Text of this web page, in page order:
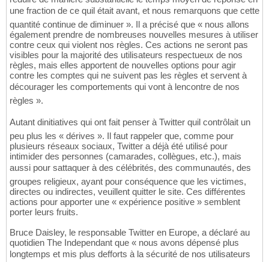
une fraction de ce quil était avant, et nous remarquons que cette
quantité continue de diminuer ». Il a précisé que « nous allons
également prendre de nombreuses nouvelles mesures à utiliser
contre ceux qui violent nos règles. Ces actions ne seront pas
visibles pour la majorité des utilisateurs respectueux de nos
règles, mais elles apportent de nouvelles options pour agir
contre les comptes qui ne suivent pas les règles et servent à
décourager les comportements qui vont à lencontre de nos
règles ».
Autant dinitiatives qui ont fait penser à Twitter quil contrôlait un
peu plus les « dérives ». Il faut rappeler que, comme pour
plusieurs réseaux sociaux, Twitter a déjà été utilisé pour
intimider des personnes (camarades, collègues, etc.), mais
aussi pour sattaquer à des célébrités, des communautés, des
groupes religieux, ayant pour conséquence que les victimes,
directes ou indirectes, veuillent quitter le site. Ces différentes
actions pour apporter une « expérience positive » semblent
porter leurs fruits.
Bruce Daisley, le responsable Twitter en Europe, a déclaré au
quotidien The Independant que « nous avons dépensé plus
longtemps et mis plus defforts à la sécurité de nos utilisateurs